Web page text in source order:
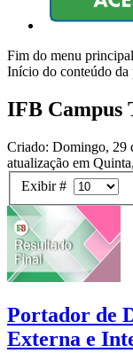
Fim do menu principal
Início do conteúdo da
IFB Campus
Criado: Domingo, 29
atualização em
Exibir #
Portador de
Externa e